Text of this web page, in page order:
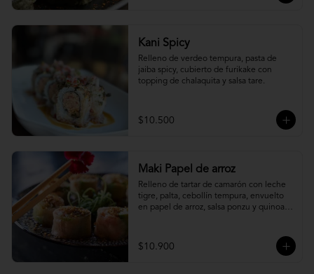
Kani Spicy
Relleno de verdeo tempura, pasta de
jaiba spicy, cubierto de furikake con
topping de chalaquita y salsa tare.
$10.500
Maki Papel de arroz
Relleno de tartar de camarón con leche
tigre, palta, cebollín tempura, envuelto
en papel de arroz, salsa ponzu y quinoa
$10.900